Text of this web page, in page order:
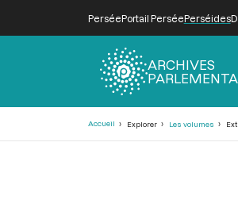
PerséePortail PerséePerséides
ARCHIVES
Accueil Explorer Les volumes